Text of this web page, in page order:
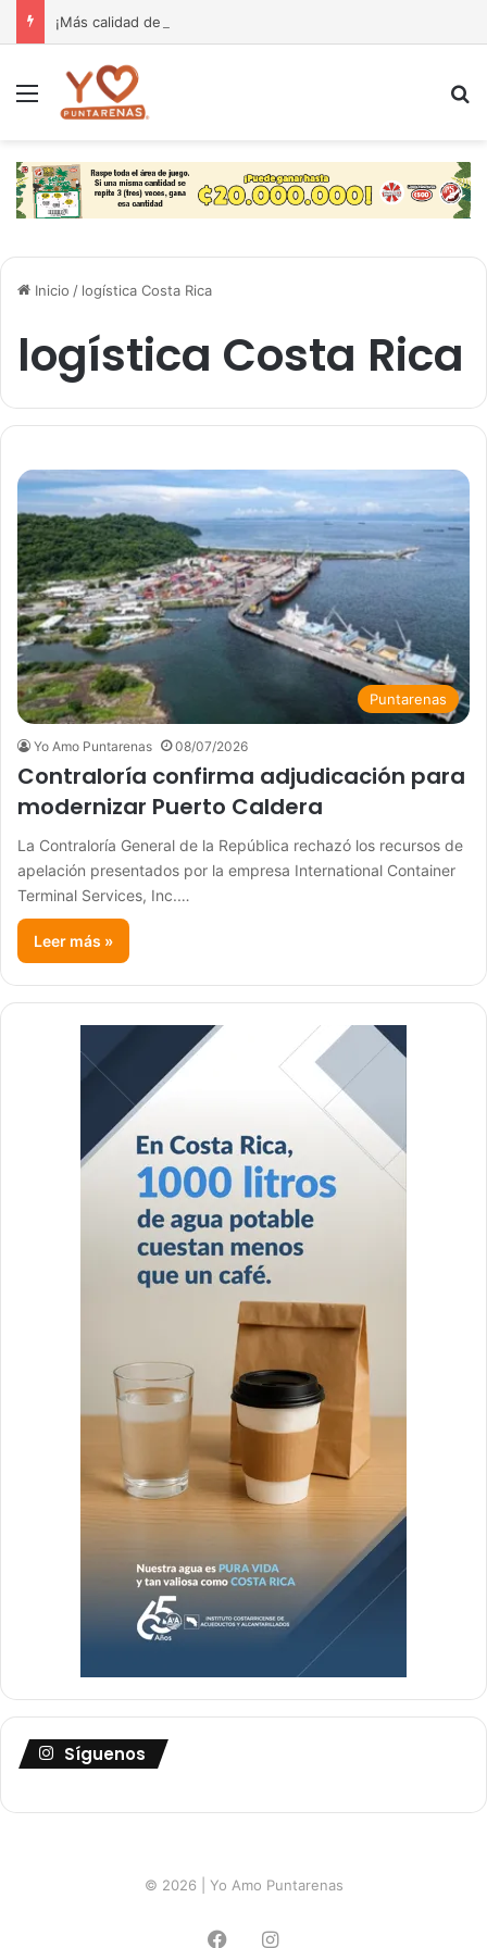
Menú
Inicio / logística Costa Rica
logística Costa Rica
Puntarenas
Yo Amo Puntarenas 08/07/2026
Contraloría confirma adjudicación para
modernizar Puerto Caldera
La Contraloría General de la República rechazó los recursos de
apelación presentados por la empresa International Container
Terminal Services, Inc.…
Leer más »
Síguenos
© 2026 | Yo Amo Puntarenas
FacebookInstagram